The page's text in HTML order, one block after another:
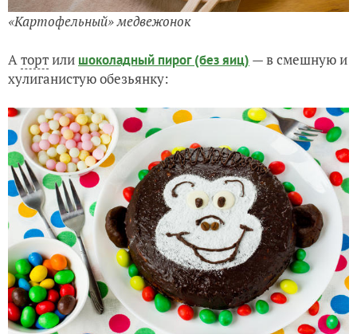
«Картофельный» медвежонок
Атортили шоколадный пирог (без яиц) — в смешную и
хулиганистую обезьянку: